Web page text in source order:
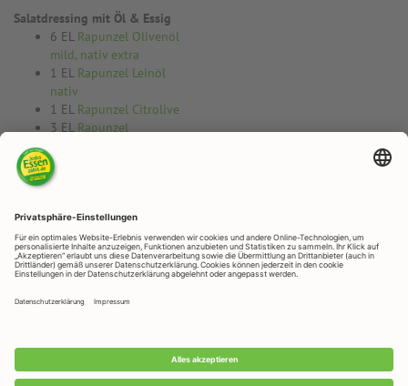
Salatdressing mit Öl & Essig
6 EL Rapunzel Olivenöl
mild, nativ extra
1 EL Rapunzel Leinöl
nativ
1 EL Rapunzel Citrolive
3 EL Rapunzel
1 TL
Kräutersalz jodiert
Schnittlauch, klein
gehackt
RAPUNZEL NATURKOST GmbH
Rapunzelstraße 1, D - 87764 Legau